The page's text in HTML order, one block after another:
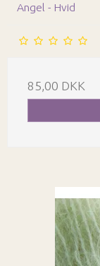
Angel - Hvid
85,00 DKK